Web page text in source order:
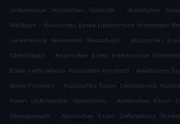
Lieferservice Hünstetten Görsroth
.
Asiatisches
Wallbach . Asiatisches Essen Lieferservice Hünstetten
Lieferservice Hünstetten Kesselbach
. Asiatisches
Oberlibbach
. Asiatisches Essen Lieferservice
Essen Lieferservice Hünstetten Hambach . Asiatisches
Strinz-Trinitatis
. Asiatisches Essen Lieferservice
Essen Lieferservice Hünstetten
. Asiatisches Essen
Oberseelbach
. Asiatisches Essen Lieferservice